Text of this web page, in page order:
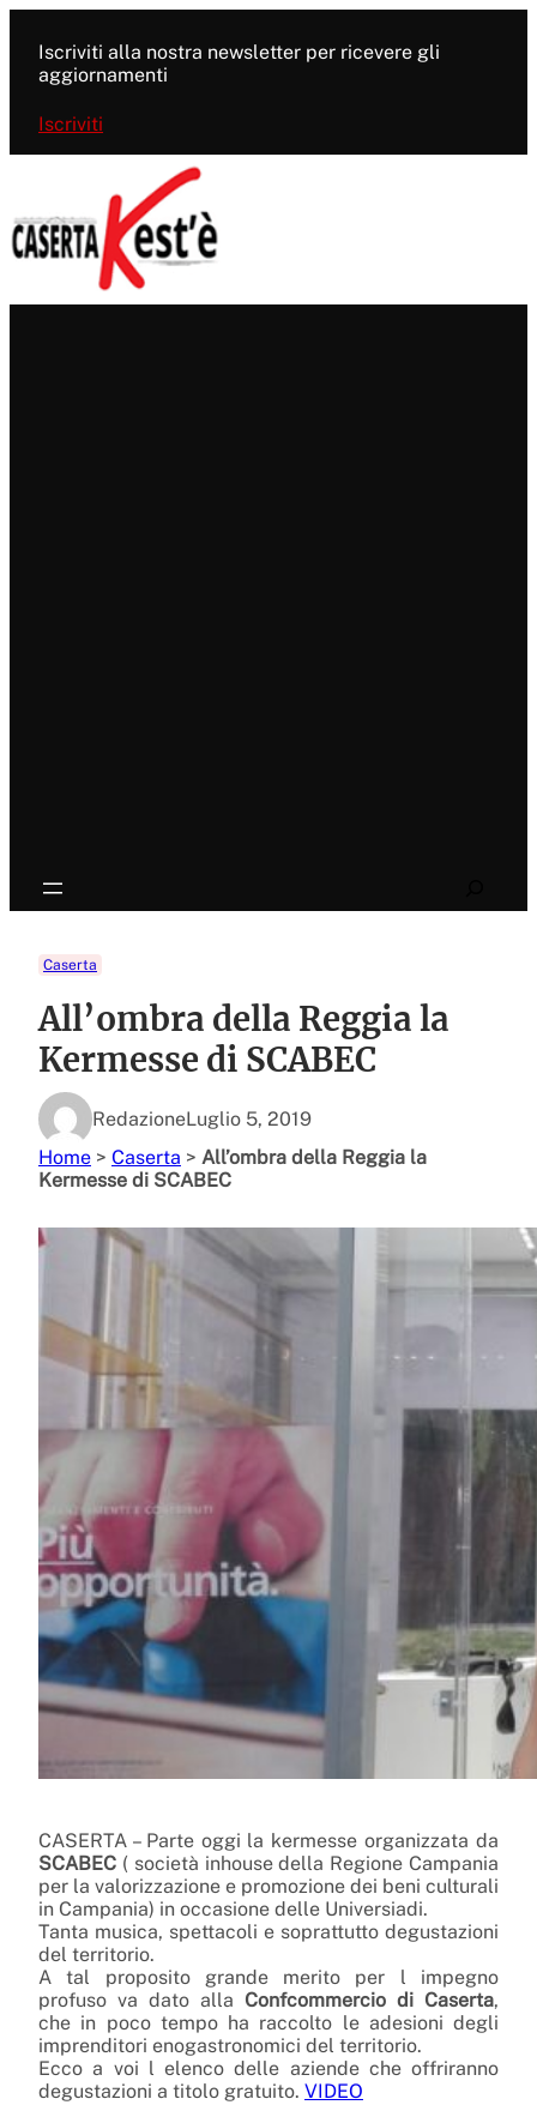
contenuto
Iscriviti alla nostra newsletter per ricevere gli
aggiornamenti
Iscriviti
Caserta
All’ombra della Reggia la
Kermesse di SCABEC
RedazioneLuglio 5, 2019
Home > Caserta > All’ombra della Reggia la
Kermesse di SCABEC
CASERTA – Parte oggi la kermesse organizzata da
SCABEC ( società inhouse della Regione Campania
per la valorizzazione e promozione dei beni culturali
in Campania) in occasione delle Universiadi.
Tanta musica, spettacoli e soprattutto degustazioni
del territorio.
A tal proposito grande merito per l impegno
profuso va dato alla Confcommercio di Caserta,
che in poco tempo ha raccolto le adesioni degli
imprenditori enogastronomici del territorio.
Ecco a voi l elenco delle aziende che offriranno
degustazioni a titolo gratuito. VIDEO